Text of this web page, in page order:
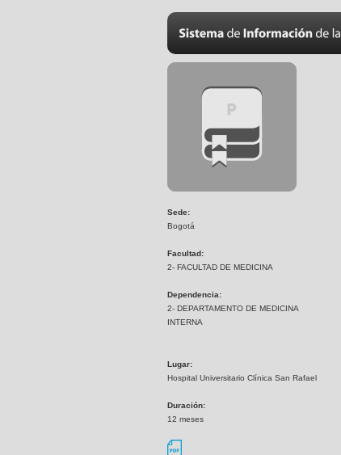
Sede:
Bogotá
Facultad:
2- FACULTAD DE MEDICINA
Dependencia:
2- DEPARTAMENTO DE MEDICINA
INTERNA
Lugar:
Hospital Universitario Clínica San Rafael
Duración:
12 meses